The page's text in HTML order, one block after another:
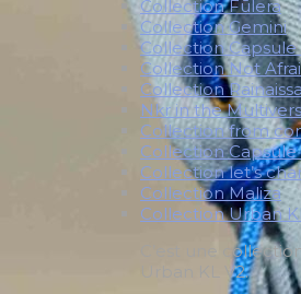
Collection Fūlera
Collection Gemini
Collection Capsule
Collection Not
Collection
Nkr in the
Collection from
Collection
Collection let’s
Collection Maliza
Collection Urban
C’est une
Urban KL V2.